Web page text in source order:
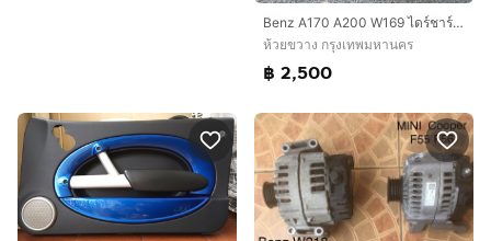
Benz A170 A200 W169 ไดร์ชาร์จ คอมแอร์ ของแท้ มือสอง
ห้วยขวาง กรุงเทพมหานคร
฿ 2,500